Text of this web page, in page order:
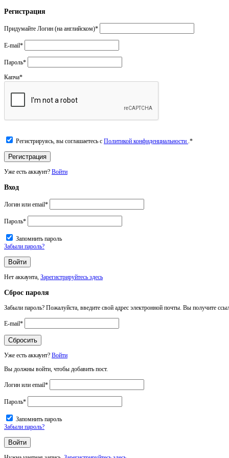
Регистрация
Придумайте Логин (на английском)*
E-mail*
Пароль*
Капча*
Регистрируясь, вы соглашаетесь с Политикой конфиденциальности .*
Уже есть аккаунт? Войти
Вход
Логин или email*
Пароль*
Запомнить пароль
Забыли пароль?
Нет аккаунта, Зарегистрируйтесь здесь
Сброс пароля
Забыли пароль? Пожалуйста, введите свой адрес электронной почты. Вы получите
E-mail*
Уже есть аккаунт? Войти
Вы должны войти, чтобы добавить пост.
Логин или email*
Пароль*
Запомнить пароль
Забыли пароль?